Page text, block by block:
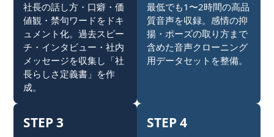
社長の話し方・口癖・価
値観・禁句ワードをドキ
ュメント化。過去スピー
チ・インタビュー・社内
メッセージを収集し「社
長らしさ定義書」を作
成。
最低でも1〜2時間の高品
質音声を収録。感情の抑
揚・ポーズの取り方まで
含めた音声クローニング
用データセットを整備。
STEP 3 STEP 4